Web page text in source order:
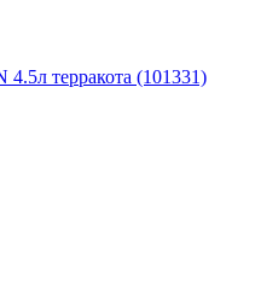
терракота (101331)